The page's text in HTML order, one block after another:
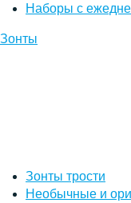
Наборы с
Зонты
Зонты трости
Необычные и